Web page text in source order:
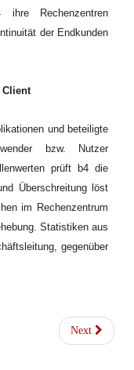
Rechenzentren
der Endkunden
Client
und beteiligte
bzw. Nutzer
prüft b4 die
Überschreitung löst
im Rechenzentrum
Statistiken aus
gegenüber
Next